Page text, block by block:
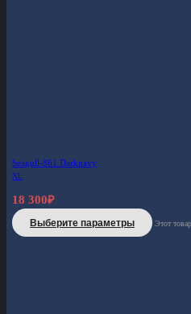
Seagull-861 Darknavy
XL
18 300₽
Выберите параметры Этот